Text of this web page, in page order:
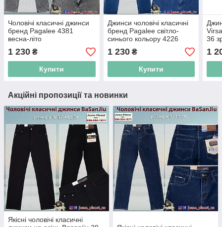
Чоловічі класичні джинси
бренд Pagalee 4381
весна-літо
1 230 ₴
Купити
Джинси чоловічі класичні
бренд Pagalee світло-
синього кольору 4226
1 230₴
Купити
36
1
Акційні пропозиції та новинки
Якісні чоловічі класичні